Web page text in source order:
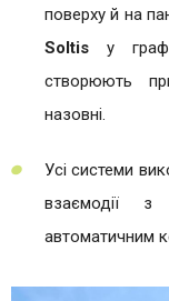
поверху й на
Soltisу
створюють
назовні.
Усі системи
взаємодії
автоматичним